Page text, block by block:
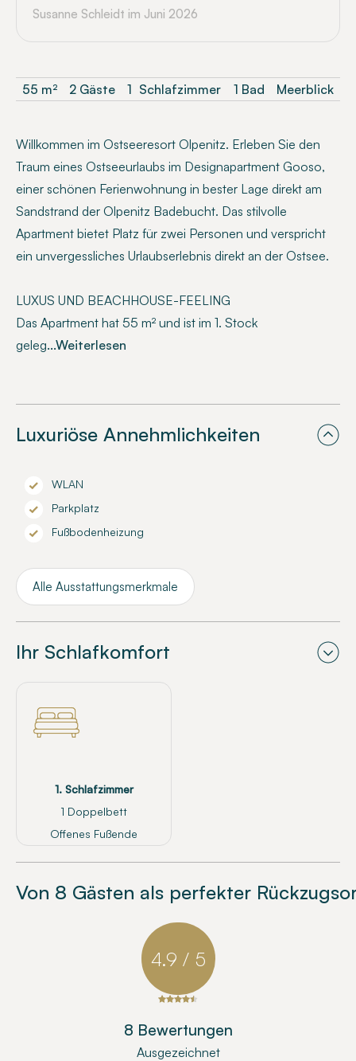
Susanne Schleidt im Juni 2026
55 m² 2 Gäste 1 Schlafzimmer 1 Bad Meerblick
Willkommen im Ostseeresort Olpenitz. Erleben Sie den
Traum eines Ostseeurlaubs im Designapartment Gooso,
einer schönen Ferienwohnung in bester Lage direkt am
Sandstrand der Olpenitz Badebucht. Das stilvolle
Apartment bietet Platz für zwei Personen und verspricht
ein unvergessliches Urlaubserlebnis direkt an der Ostsee.
LUXUS UND BEACHHOUSE-FEELING
Das Apartment hat 55 m² und ist im 1. Stock
geleg...Weiterlesen
Luxuriöse Annehmlichkeiten
WLAN
Parkplatz
Fußbodenheizung
Alle Ausstattungsmerkmale
Ihr Schlafkomfort
1. Schlafzimmer
1 Doppelbett
Offenes Fußende
Von 8 Gästen als perfekter
4.9 / 5
Ausgezeichnet
8 Bewertungen